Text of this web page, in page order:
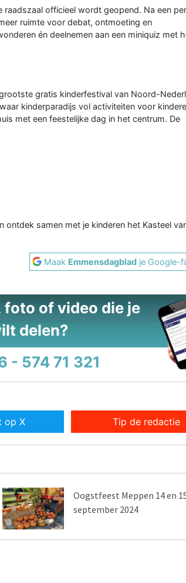
officieel wordt geopend. Na een
ruimte voor debat, ontmoeting en
én deelnemen aan een miniquiz met
gratis kinderfestival van Noord-
kinderparadijs vol activiteiten voor
met een feestelijke dag in het centrum. De
ontdek samen met je kinderen het Kasteel
Maak Emmensdagblad je Google-
foto of video die je
delen?
- 574 71 321
op X Tip de redactie
Oogstfeest Meppen 14 en
september 2024